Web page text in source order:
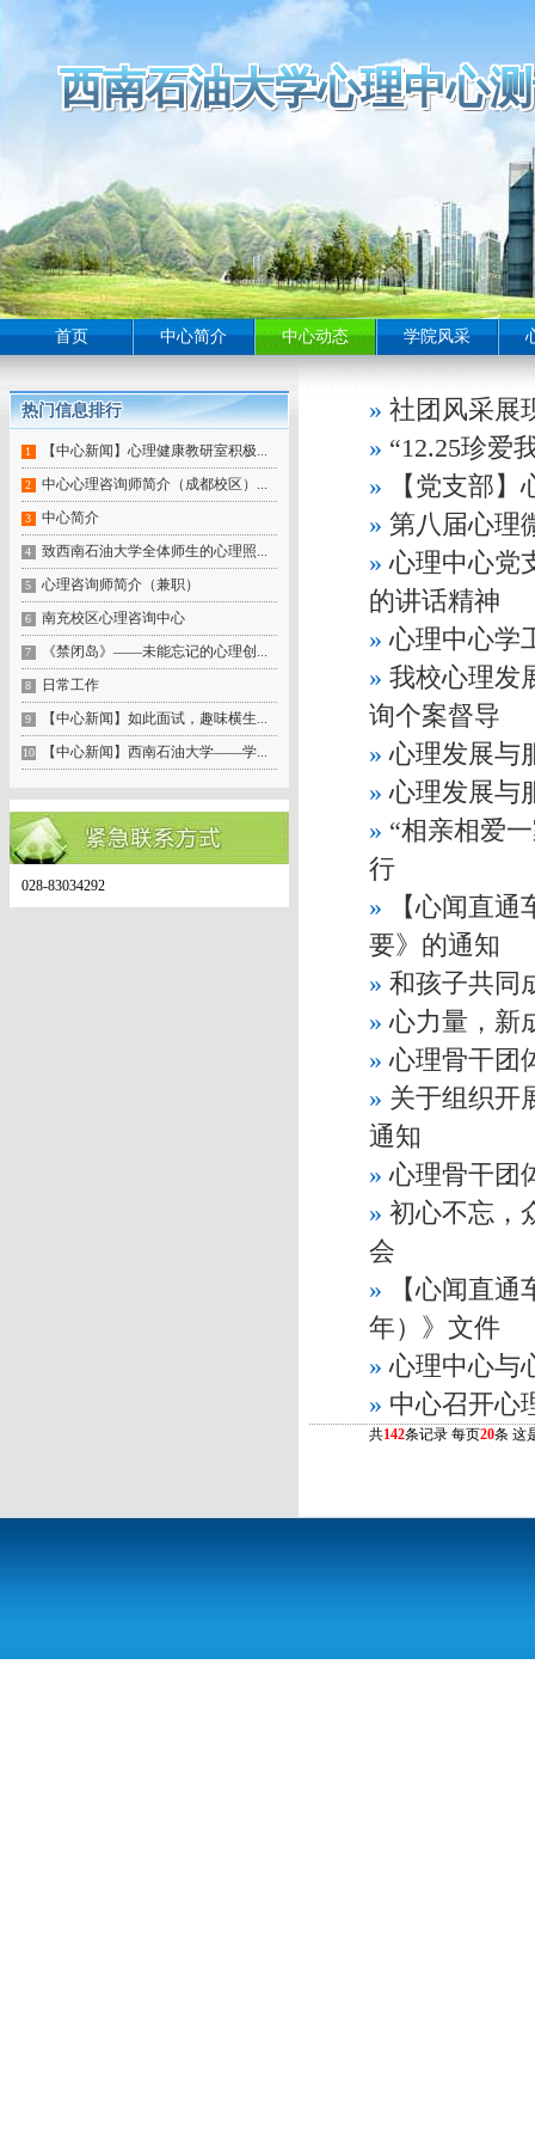
西南石油大学心理中心
西南石油大学心理中心
西南石油大学心理中心
西南石油大学心理中心
西南石油大学心理中心
西南石油大学心理中心
西南石油大学心理中心
西南石油大学心理中心
西南石油大学心理中心
西南石油大学心理中心
西南石油大学心理中心
西南石油大学心理中心
西南石油大学心理中心
西南石油大学心理中心
西南石油大学心理中心
西南石油大学心理中心
西南石油大学心理中心
西南石油大学心理中心
西南石油大学心理中心
西南石油大学心理中心
西南石油大学心理中心
西南石油大学心理中心
西南石油大学心理中心
西南石油大学心理中心
西南石油大学心理中心
西南石油大学心理中心
西南石油大学心理中心
西南石油大学心理中心
西南石油大学心理中心
西南石油大学心理中心
西南石油大学心理中心
西南石油大学心理中心
西南石油大学心理中心
西南石油大学心理中心
西南石油大学心理中心
西南石油大学心理中心
西南石油大学心理中心
西南石油大学心理中心
西南石油大学心理中心
西南石油大学心理中心
西南石油大学心理中心
西南石油大学心理中心
西南石油大学心理中心
西南石油大学心理中心
西南石油大学心理中心
首页 中心简介 中心动态 学院风采
» 社团风采展
» “12.25珍爱
»
【党支部
» 第八届心理
» 心理中心党
的讲话精神
» 心理中心学
» 我校心理发
询个案督导
» 心理发展与
» 心理发展与
» “相亲相爱
行
»
【心闻直
要》的通知
» 和孩子共同
» 心力量，新
» 心理骨干团
» 关于组织开
通知
» 心理骨干团
» 初心不忘，
会
»
【心闻直
年）》文件
» 心理中心与
» 中心召开心
共142条记录 每页20条 这
热门信息排行
热门信息排行
热门信息排行
热门信息排行
热门信息排行
热门信息排行
热门信息排行
热门信息排行
热门信息排行
1 【中心新闻】心理健康教研室积极...
2 中心心理咨询师简介（成都校区）...
3 中心简介
4 致西南石油大学全体师生的心理照...
5 心理咨询师简介（兼职）
6 南充校区心理咨询中心
7 《禁闭岛》——未能忘记的心理创...
8 日常工作
9 【中心新闻】如此面试，趣味横生...
10 【中心新闻】西南石油大学——学...
028-83034292